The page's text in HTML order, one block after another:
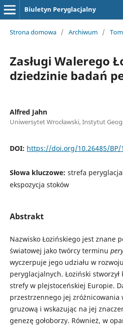
Biuletyn Peryglacjalny
Strona domowa / Archiwum /
Zasługi Walerego
dziedzinie badań
Alfred Jahn
Uniwersytet Wrocławski, Instytut
DOI: https://doi.org/10.26485/BP/
Słowa kluczowe: strefa
ekspozycja stoków
Abstrakt
Nazwisko Łozińskiego jest znane
światowej jako twórcy terminu
wyczerpuje jego udziału w
peryglacjalnych. Łoziński
strefy w plejstoceńskiej Europie.
przestrzennego jej zróżnicowania
gruzową i wskazując na jej
genezę gołoborzy. Również, w